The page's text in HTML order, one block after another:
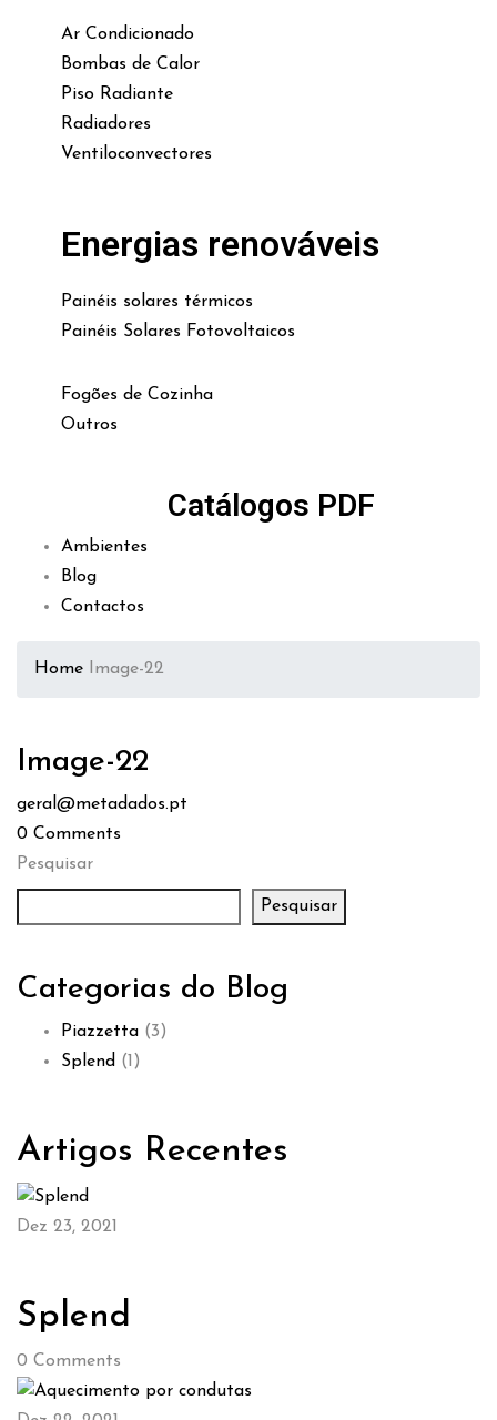
Ar Condicionado
Bombas de Calor
Piso Radiante
Radiadores
Ventiloconvectores
Energias renováveis
Painéis solares térmicos
Painéis Solares Fotovoltaicos
Fogões de Cozinha
Outros
Catálogos PDF
Ambientes
Blog
Contactos
Home Image-22
Image-22
geral@metadados.pt
0 Comments
Pesquisar
Pesquisar
Categorias do Blog
Piazzetta (3)
Splend (1)
Artigos Recentes
Dez 23, 2021
Splend
0 Comments